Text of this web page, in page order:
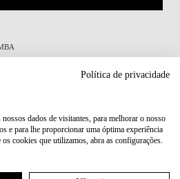
(PRR)
Política de privacidade
dados de visitantes, para melhorar o nosso
e para lhe proporcionar uma óptima experiência
cookies que utilizamos, abra as configurações.